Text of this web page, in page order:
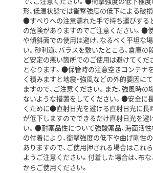
形、低温状態では衝撃強度の低下による破
●すべりへの注意濡れた手で持ち運びする
の危険がありますのでご注意ください。●
や傾斜面での使用は避け、なるべく平坦な
い。砂利道、バラスを敷いたところ、倉庫
ど安定の悪い箇所でのご使用は避けてくだ
となります。●保管時の注意空きコンテナ
く積みますと地震・強風などの外的要因に
ますので、ご注意ください。また、強風時
ないような措置をしてください。●安全に
くために●直射日光を避ける直射日光に長
が低下しますのでできるだけ直射日光を避
い。●耐薬品性について強酸薬品、海面活性
の付着により、衝撃強度の低下や曲げ剛性
ありますので、ご使用押される場合はこれ
ようご注意ください。付着した場合は、布
からご使用ください。